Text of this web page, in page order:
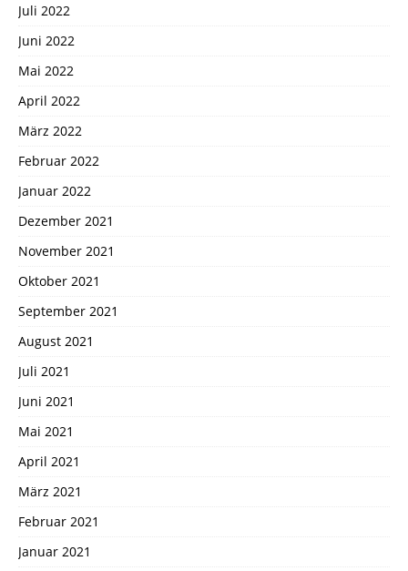
Juli 2022
Juni 2022
Mai 2022
April 2022
März 2022
Februar 2022
Januar 2022
Dezember 2021
November 2021
Oktober 2021
September 2021
August 2021
Juli 2021
Juni 2021
Mai 2021
April 2021
März 2021
Februar 2021
Januar 2021